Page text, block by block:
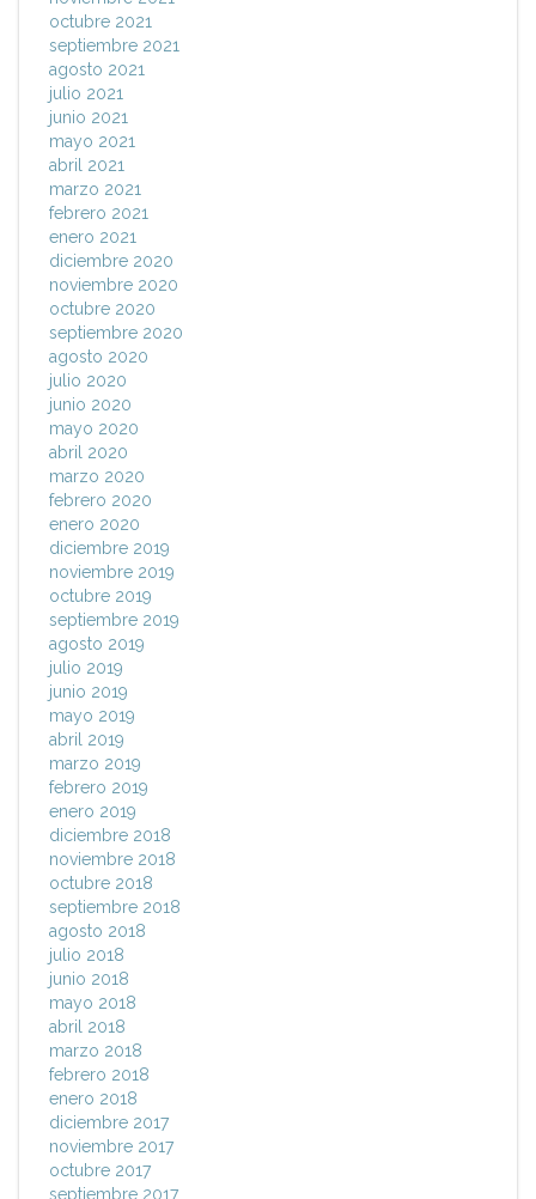
octubre 2021
septiembre 2021
agosto 2021
julio 2021
junio 2021
mayo 2021
abril 2021
marzo 2021
febrero 2021
enero 2021
diciembre 2020
noviembre 2020
octubre 2020
septiembre 2020
agosto 2020
julio 2020
junio 2020
mayo 2020
abril 2020
marzo 2020
febrero 2020
enero 2020
diciembre 2019
noviembre 2019
octubre 2019
septiembre 2019
agosto 2019
julio 2019
junio 2019
mayo 2019
abril 2019
marzo 2019
febrero 2019
enero 2019
diciembre 2018
noviembre 2018
octubre 2018
septiembre 2018
agosto 2018
julio 2018
junio 2018
mayo 2018
abril 2018
marzo 2018
febrero 2018
enero 2018
diciembre 2017
noviembre 2017
octubre 2017
septiembre 2017